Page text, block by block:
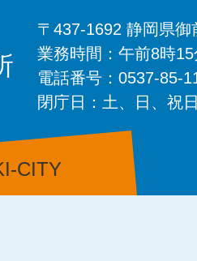
〒437-1692 静岡県
業務時間：午前8時
電話番号：0537-85-
閉庁日：土、日、祝
CITY